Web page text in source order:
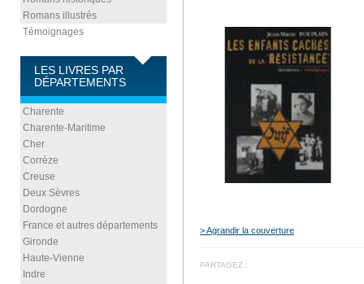
Romans illustrés
Témoignages
LES LIVRES PAR
DÉPARTEMENTS
Charente
Charente-Maritime
Cher
Corrèze
Creuse
Deux Sèvres
Dordogne
France et autres départements
Gironde
Haute-Vienne
Indre
> Agrandir la couverture
PARTAGEZ :